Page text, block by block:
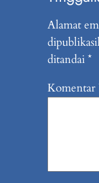
Alamat
ditandai*
Komentar